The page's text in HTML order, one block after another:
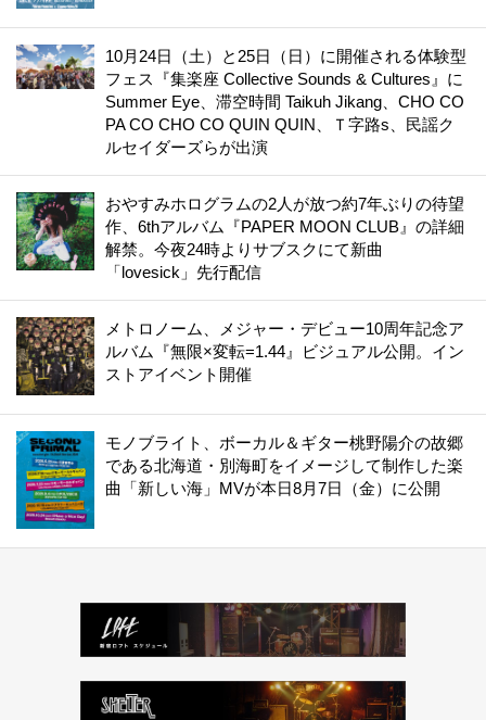
10月24日（土）と25日（日）に開催される体験型
フェス『集楽座 Collective Sounds & Cultures』に
Summer Eye、滞空時間 Taikuh Jikang、CHO CO
PA CO CHO CO QUIN QUIN、Ｔ字路s、民謡ク
ルセイダーズらが出演
おやすみホログラムの2人が放つ約7年ぶりの待望
作、6thアルバム『PAPER MOON CLUB』の詳細
解禁。今夜24時よりサブスクにて新曲
「lovesick」先行配信
メトロノーム、メジャー・デビュー10周年記念ア
ルバム『無限×変転=1.44』ビジュアル公開。イン
ストアイベント開催
モノブライト、ボーカル＆ギター桃野陽介の故郷
である北海道・別海町をイメージして制作した楽
曲「新しい海」MVが本日8月7日（金）に公開